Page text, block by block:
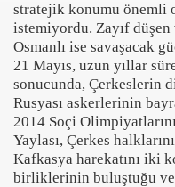
stratejik konumu önemli
istemiyordu. Zayıf düşen
Osmanlı ise savaşacak
21 Mayıs, uzun yıllar
sonucunda, Çerkeslerin
Rusyası askerlerinin
2014 Soçi
Yaylası, Çerkes
Kafkasya harekatını iki
birliklerinin buluştuğu ve